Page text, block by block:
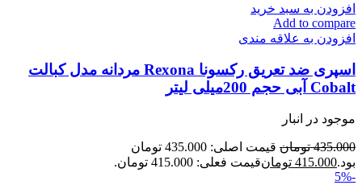
افزودن به سبد خرید
Add to compare
افزودن به علاقه مندی
اسپری ضد تعریق رکسونا Rexona مردانه مدل کبالت
Cobalt آبی حجم 200میلی لیتر
موجود در انبار
435.000 تومان
قیمت اصلی: 435.000 تومان
بود.415.000 تومانقیمت فعلی: 415.000 تومان.
-5%